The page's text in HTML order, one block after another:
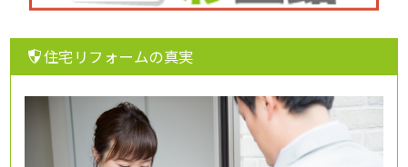
住宅リフォームの真実